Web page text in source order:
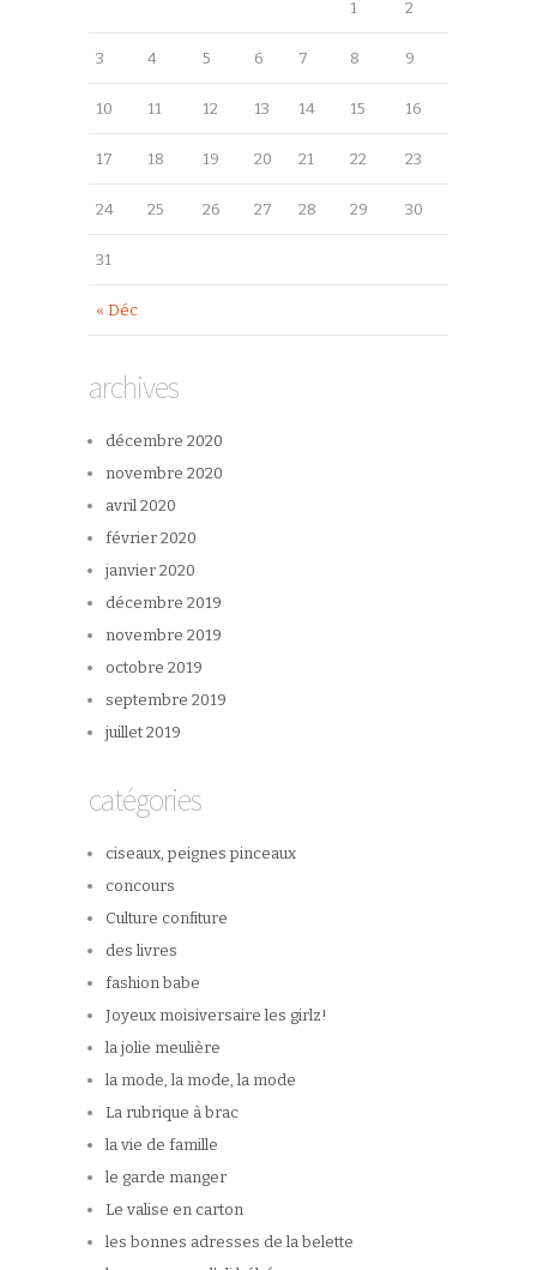
« Déc
1 2
3 4 5 6 7 8 9
10 11 12 13 14 15 16
17 18 19 20 21 22 23
24 25 26 27 28 29 30
31
archives
décembre 2020
novembre 2020
avril 2020
février 2020
janvier 2020
décembre 2019
novembre 2019
octobre 2019
septembre 2019
juillet 2019
catégories
ciseaux, peignes pinceaux
concours
Culture confiture
des livres
fashion babe
Joyeux moisiversaire les girlz!
la jolie meulière
la mode, la mode, la mode
La rubrique à brac
la vie de famille
le garde manger
Le valise en carton
les bonnes adresses de la belette